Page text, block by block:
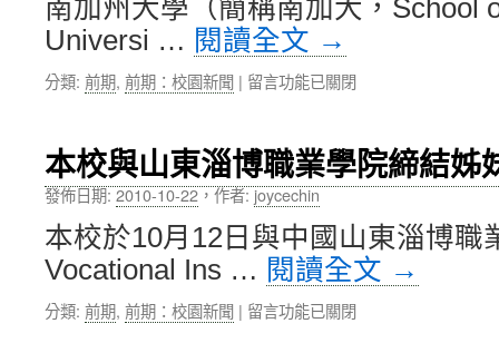
癌
患
者
之
藥
物
sorafenib
療
有
關〉
中
作〉
中
結
訓
典
禮〉
中
南加州大學（簡稱南加大，School
Universi … 閱讀全文 →
分類: 前期, 前期：校園新聞 | 在
州
大
學
與
本
校
簽
訂
姊
留言功能已關閉
本校與山東淄博職業學院締結姊
發佈日期:2010-10-22，作者: joycechin
本校於10月12日與中國山東淄博職
Vocational Ins … 閱讀全文 →
分類: 前期, 前期：校園新聞 | 在
留言功能已關閉